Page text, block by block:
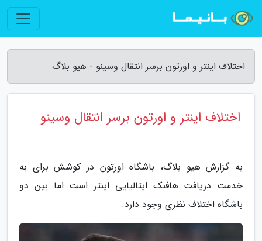
اختلاف اینتر و اورتون برسر انتقال وسینو - هیو بلاگ
اختلاف اینتر و اورتون برسر انتقال وسینو
به گزارش هیو بلاگ، باشگاه اورتون در کوشش برای به
خدمت دریافت هافبک ایتالیایی اینتر است اما بین دو
باشگاه اختلاف نظری وجود دارد.